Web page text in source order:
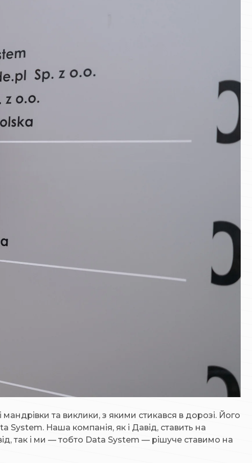
мандрівки та виклики, з якими стикався в дорозі. Його
System. Наша компанія, як і Давід, ставить на
так і ми — тобто Data System — рішуче ставимо на